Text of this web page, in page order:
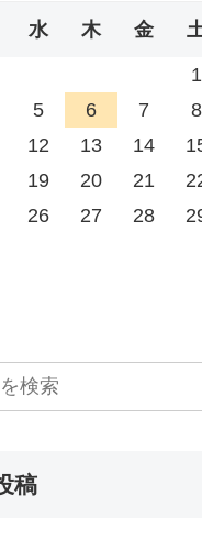
水 木 金
1
5 6 7 8
12 13 14
19 20 21
26 27 28
稿